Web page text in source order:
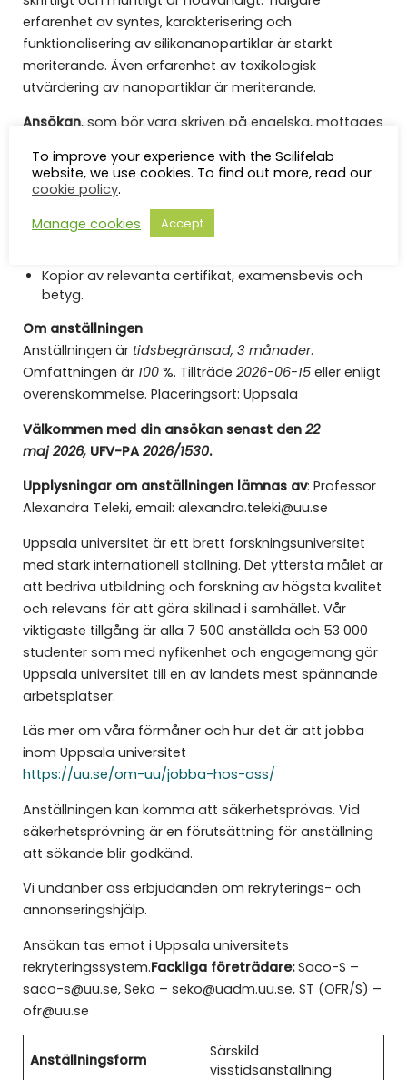
erfarenhet av syntes, karakterisering och
funktionalisering av silikananopartiklar är starkt
meriterande. Även erfarenhet av toxikologisk
utvärdering av nanopartiklar är meriterande.
Ansökan, som bör vara skriven på engelska, mottages
förväntas innehålla:
ett personligt brev där sökanden beskriver sina
kvalifikationer och intresse för tjänsten,
CV med kontaktuppgifter till minst två
Kopior av relevanta certifikat, examensbevis och
betyg.
Om anställningen
Anställningen är tidsbegränsad, 3 månader.
Omfattningen är 100%. Tillträde 2026-06-15 eller enligt
överenskommelse. Placeringsort: Uppsala
Välkommen med din ansökan senast den 22
maj 2026,UFV-PA2026/1530.
Upplysningar om anställningen lämnas av: Professor
Alexandra Teleki, email: alexandra.teleki@uu.se
Uppsala universitet är ett brett forskningsuniversitet
med stark internationell ställning. Det yttersta målet är
att bedriva utbildning och forskning av högsta kvalitet
och relevans för att göra skillnad i samhället. Vår
viktigaste tillgång är alla 7 500 anställda och 53 000
studenter som med nyfikenhet och engagemang gör
Uppsala universitet till en av landets mest spännande
arbetsplatser.
Läs mer om våra förmåner och hur det är att jobba
inom Uppsala universitet
https://uu.se/om-uu/jobba-hos-oss/
Anställningen kan komma att säkerhetsprövas. Vid
säkerhetsprövning är en förutsättning för anställning
att sökande blir godkänd.
Vi undanber oss erbjudanden om rekryterings- och
annonseringshjälp.
Ansökan tas emot i Uppsala universitets
rekryteringssystem.Fackliga företrädare:Saco-S –
saco-s@uu.se, Seko – seko@uadm.uu.se, ST (OFR/S) –
ofr@uu.se
Anställningsform
Särskild
visstidsanställning
To improve your experience with the Scilifelab
website, we use cookies. To find out more, read our
cookie policy.
Manage cookies
Accept